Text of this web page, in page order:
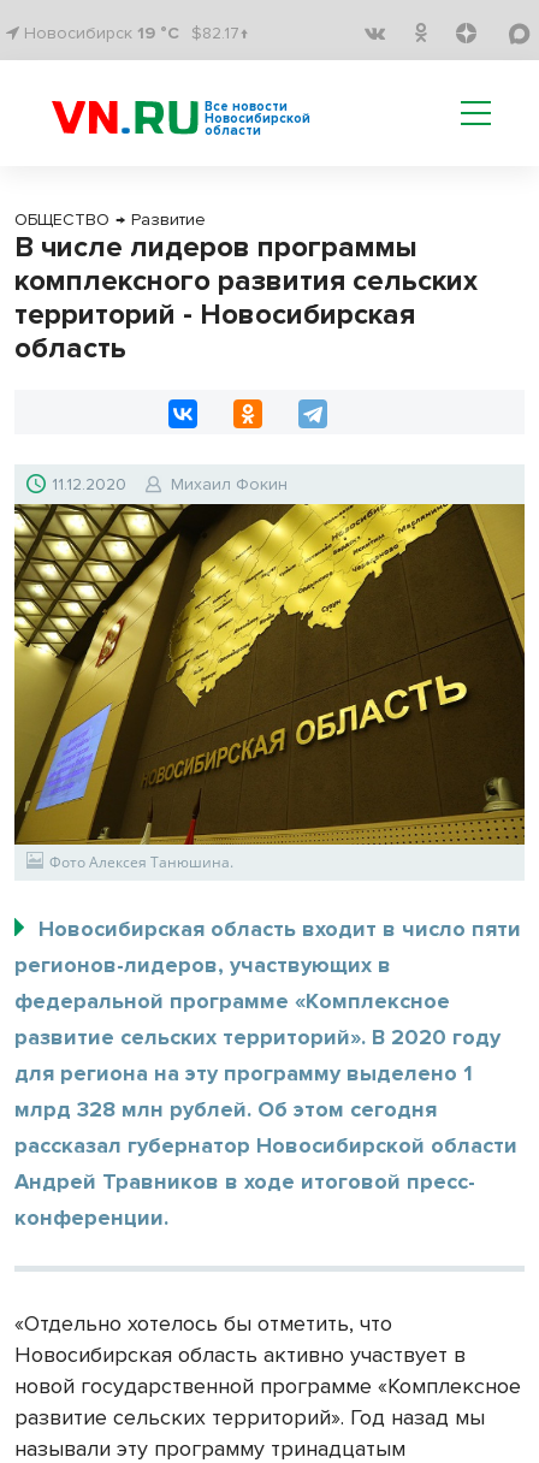
Новосибирск 19 °C $82.17↑
Все новости
Новосибирской
области
ОБЩЕСТВО → Развитие
В числе лидеров программы
комплексного развития сельских
территорий - Новосибирская
область
11.12.2020 Михаил Фокин
Фото Алексея Танюшина.
Новосибирская область входит в число пяти
регионов-лидеров, участвующих в
федеральной программе «Комплексное
развитие сельских территорий». В 2020 году
для региона на эту программу выделено 1
млрд 328 млн рублей. Об этом сегодня
рассказал губернатор Новосибирской области
Андрей Травников в ходе итоговой пресс-
конференции.
«Отдельно хотелось бы отметить, что
Новосибирская область активно участвует в
новой государственной программе «Комплексное
развитие сельских территорий». Год назад мы
называли эту программу тринадцатым